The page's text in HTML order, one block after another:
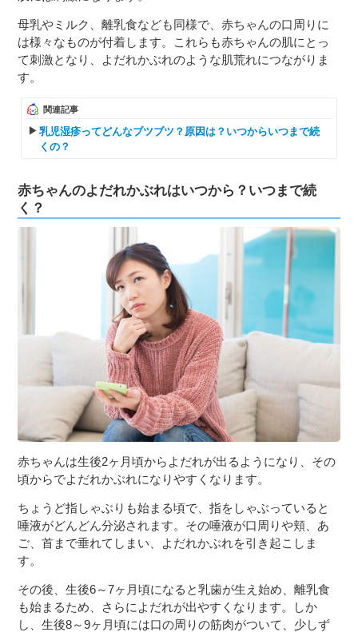
母乳やミルク、離乳食なども同様で、赤ちゃんの口周りに
は様々なものが付着します。これらも赤ちゃんの肌にとっ
て刺激となり、よだれかぶれのような肌荒れにつながりま
す。
関連記事
乳児湿疹ってどんなブツブツ？原因は？いつからいつまで続
くの？
赤ちゃんのよだれかぶれはいつから？いつまで続
く？
赤ちゃんは生後2ヶ月頃からよだれが出るようになり、その
頃からでよだれかぶれになりやすくなります。
ちょうど指しゃぶりも始まる頃で、指をしゃぶっていると
唾液がどんどん分泌されます。その唾液が口周りや頬、あ
ご、首まで垂れてしまい、よだれかぶれを引き起こしま
す。
その後、生後6～7ヶ月頃になると乳歯が生え始め、離乳食
も始まるため、さらによだれが出やすくなります。しか
し、生後8～9ヶ月頃には口の周りの筋肉がついて、少しず